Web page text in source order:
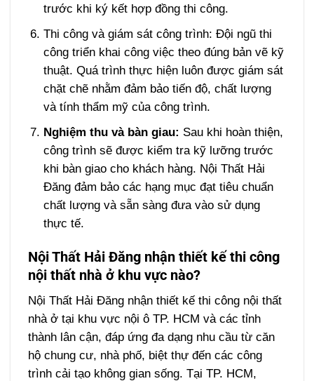
trước khi ký kết hợp đồng thi công.
Thi công và giám sát công trình: Đội ngũ thi
công triển khai công việc theo đúng bản vẽ kỹ
thuật. Quá trình thực hiện luôn được giám sát
chặt chẽ nhằm đảm bảo tiến độ, chất lượng
và tính thẩm mỹ của công trình.
Nghiệm thu và bàn giau: Sau khi hoàn thiện,
công trình sẽ được kiểm tra kỹ lưỡng trước
khi bàn giao cho khách hàng. Nội Thất Hải
Đăng đảm bảo các hạng mục đạt tiêu chuẩn
chất lượng và sẵn sàng đưa vào sử dụng
thực tế.
Nội Thất Hải Đăng nhận thiết kế thi công
nội thất nhà ở khu vực nào?
Nội Thất Hải Đăng nhận thiết kế thi công nội thất
nhà ở tại khu vực nội ô TP. HCM và các tỉnh
thành lân cận, đáp ứng đa dạng nhu cầu từ căn
hộ chung cư, nhà phố, biệt thự đến các công
trình cải tạo không gian sống. Tại TP. HCM,